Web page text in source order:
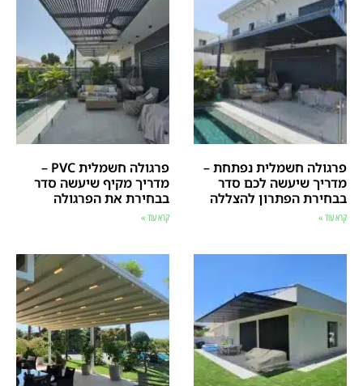
פרגולה חשמלית נפתחת –
מדריך שיעשה לכם סדר
בבחירת הפתרון להצללה
קרא עוד »
פרגולה חשמלית PVC –
מדריך מקיף שיעשה סדר
בבחירת את הפרגולה
קרא עוד »